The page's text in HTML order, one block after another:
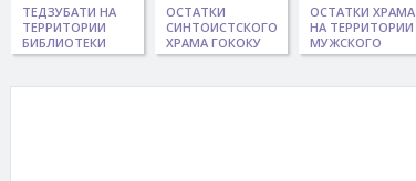
ТЕДЗУБАТИ НА
ТЕРРИТОРИИ
БИБЛИОТЕКИ
АНИВЫ
ОСТАТКИ
СИНТОИСТСКОГО
ХРАМА ГОКОКУ
ДЗИНДЗЯ
ОСТАТКИ ХРАМА
НА ТЕРРИТОРИИ
МУЖСКОГО
МОНАСТЫРЯ